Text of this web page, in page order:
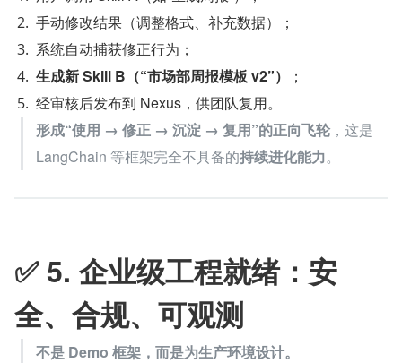
手动修改结果（调整格式、补充数据）；
系统自动捕获修正行为；
生成新 Skill B（“市场部周报模板 v2”）
；
经审核后发布到 Nexus，供团队复用。
形成“使用 → 修正 → 沉淀 → 复用”的正向飞轮，这是
LangChain 等框架完全不具备的持续进化能力。
✅ 5. 企业级工程就绪：安
全、合规、可观测
不是 Demo 框架，而是为生产环境设计。